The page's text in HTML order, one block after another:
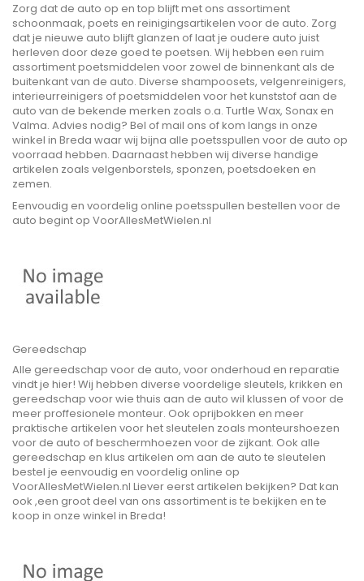
Zorg dat de auto op en top blijft met ons assortiment
schoonmaak, poets en reinigingsartikelen voor de auto. Zorg
dat je nieuwe auto blijft glanzen of laat je oudere auto juist
herleven door deze goed te poetsen. Wij hebben een ruim
assortiment poetsmiddelen voor zowel de binnenkant als de
buitenkant van de auto. Diverse shampoosets, velgenreinigers,
interieurreinigers of poetsmiddelen voor het kunststof aan de
auto van de bekende merken zoals o.a. Turtle Wax, Sonax en
Valma. Advies nodig? Bel of mail ons of kom langs in onze
winkel in Breda waar wij bijna alle poetsspullen voor de auto op
voorraad hebben. Daarnaast hebben wij diverse handige
artikelen zoals velgenborstels, sponzen, poetsdoeken en
zemen.
Eenvoudig en voordelig online poetsspullen bestellen voor de
auto begint op VoorAllesMetWielen.nl
Gereedschap
Alle gereedschap voor de auto, voor onderhoud en reparatie
vindt je hier! Wij hebben diverse voordelige sleutels, krikken en
gereedschap voor wie thuis aan de auto wil klussen of voor de
meer proffesionele monteur. Ook oprijbokken en meer
praktische artikelen voor het sleutelen zoals monteurshoezen
voor de auto of beschermhoezen voor de zijkant. Ook alle
gereedschap en klus artikelen om aan de auto te sleutelen
bestel je eenvoudig en voordelig online op
VoorAllesMetWielen.nl Liever eerst artikelen bekijken? Dat kan
ook ,een groot deel van ons assortiment is te bekijken en te
koop in onze winkel in Breda!